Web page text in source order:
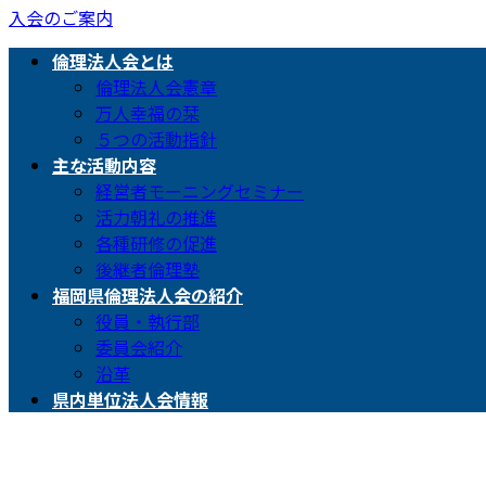
入会のご案内
倫理法人会とは
倫理法人会憲章
万人幸福の栞
５つの活動指針
主な活動内容
経営者モーニングセミナー
活力朝礼の推進
各種研修の促進
後継者倫理塾
福岡県倫理法人会の紹介
役員・執行部
委員会紹介
沿革
県内単位法人会情報